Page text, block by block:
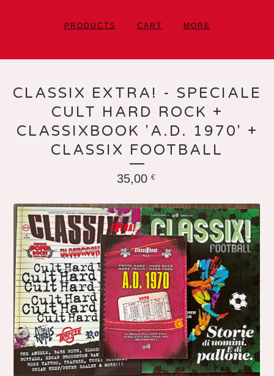
PRODUCTS CART MORE
CLASSIX EXTRA! - SPECIALE
CULT HARD ROCK +
CLASSIXBOOK 'A.D. 1970' +
CLASSIX FOOTBALL
35,00 €